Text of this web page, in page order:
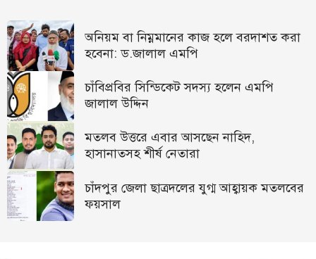
অনিয়ম বা নিম্নমানের কাজ হলে বরদাশত করা
হবেনা: ড.জালাল এমপি
চাঁবিপ্রবির সিন্ডিকেট সদস্য হলেন এমপি
জালাল উদ্দিন
মতলব উত্তরে এবার আসছেন নাহিদ,
হাসানাতসহ শীর্ষ নেতারা
চাঁদপুর জেলা ছাত্রদলের যুগ্ম আহ্বায়ক মতলবের
ফয়সাল